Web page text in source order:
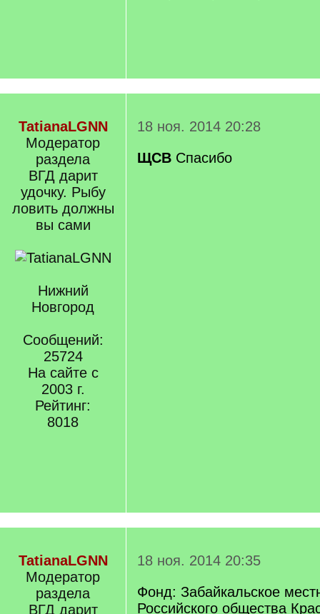
TatianaLGNN
Модератор
раздела
ВГД дарит
удочку. Рыбу
ловить должны
вы сами
Нижний
Новгород
Сообщений:
25724
На сайте с
2003 г.
Рейтинг:
8018
18 ноя. 2014 20:28
ЩСВ Спасибо
TatianaLGNN
Модератор
раздела
ВГД дарит
18 ноя. 2014 20:35
Фонд: Забайкальское
Российского общества